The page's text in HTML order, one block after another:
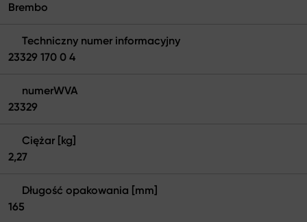
Brembo
Techniczny numer informacyjny
23329 170 0 4
numerWVA
23329
Ciężar [kg]
2,27
Długość opakowania [mm]
165